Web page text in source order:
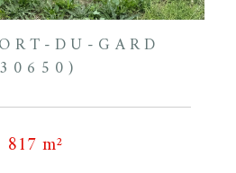
DU-GARD
817 m²